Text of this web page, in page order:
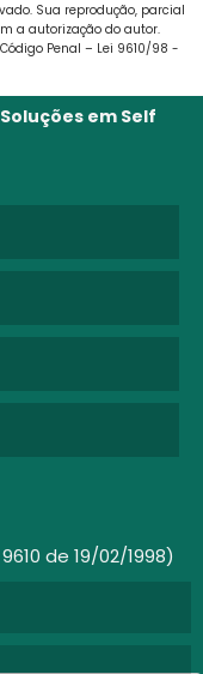
Sua reprodução, parcial
a autorização do autor.
Penal – Lei 9610/98 -
em Self
de 19/02/1998)